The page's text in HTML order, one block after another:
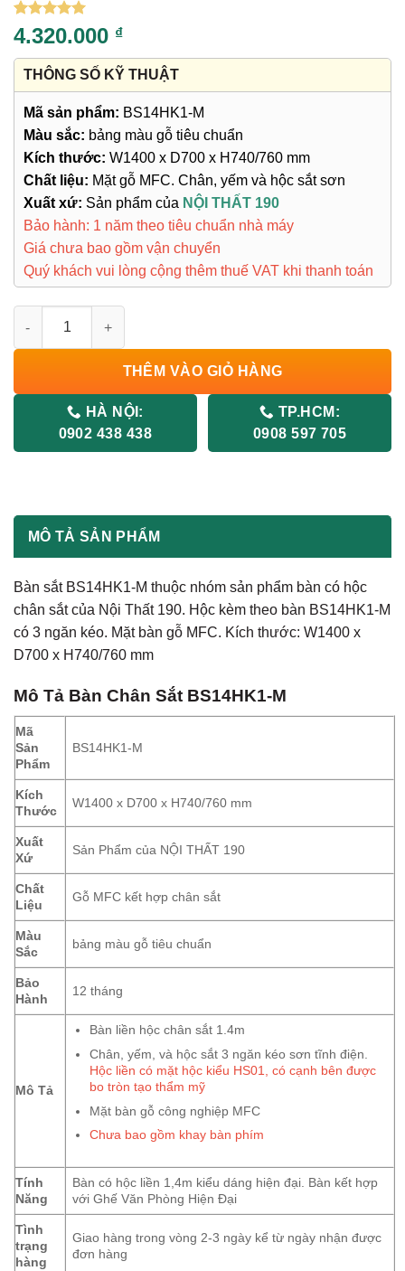
5trên 5
dựa trên
1
đánh giá
4.320.000 ₫
THÔNG SỐ KỸ THUẬT
Mã sản phẩm: BS14HK1-M
Màu sắc: bảng màu gỗ tiêu chuẩn
Kích thước: W1400 x D700 x H740/760 mm
Chất liệu: Mặt gỗ MFC. Chân, yếm và hộc sắt sơn
Xuất xứ: Sản phẩm của NỘI THẤT 190
Bảo hành: 1 năm theo tiêu chuẩn nhà máy
Giá chưa bao gồm vận chuyển
Quý khách vui lòng cộng thêm thuế VAT khi thanh toán
THÊM VÀO GIỎ HÀNG
HÀ NỘI:
0902 438 438
TP.HCM:
0908 597 705
MÔ TẢ SẢN PHẨM
Bàn sắt BS14HK1-M thuộc nhóm sản phẩm bàn có hộc
chân sắt của Nội Thất 190. Hộc kèm theo bàn BS14HK1-M
có 3 ngăn kéo. Mặt bàn gỗ MFC. Kích thước: W1400 x
D700 x H740/760 mm
Mô Tả Bàn Chân Sắt BS14HK1-M
Mã
Sản
Phẩm
BS14HK1-M
Kích
Thước
W1400 x D700 x H740/760 mm
Xuất
Xứ
Sản Phẩm của NỘI THẤT 190
Chất
Liệu
Gỗ MFC kết hợp chân sắt
Màu
Sắc
bảng màu gỗ tiêu chuẩn
Bảo
Hành
12 tháng
Mô Tả
Bàn liền hộc chân sắt 1.4m
Chân, yếm, và hộc sắt 3 ngăn kéo sơn tĩnh điện.
Hộc liền có mặt hộc kiểu HS01, có cạnh bên được
bo tròn tạo thẩm mỹ
Mặt bàn gỗ công nghiệp MFC
Chưa bao gồm khay bàn phím
Tính
Năng
Bàn có hộc liền 1,4m kiểu dáng hiện đại. Bàn kết hợp
với Ghế Văn Phòng Hiện Đại
Tình
trạng
hàng
Giao hàng trong vòng 2-3 ngày kể từ ngày nhận được
đơn hàng